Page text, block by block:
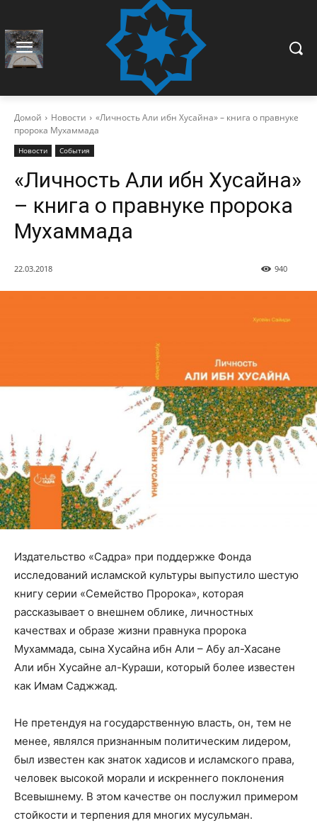
Домой Новости
«Личность Али ибн Хусайна» – книга о правнуке
пророка Мухаммада
Новости События
«Личность Али ибн Хусайна»
– книга о правнуке пророка
Мухаммада
22.03.2018 940
Издательство «Садра» при поддержке Фонда
исследований исламской культуры выпустило шестую
книгу серии «Семейство Пророка», которая
рассказывает о внешнем облике, личностных
качествах и образе жизни правнука пророка
Мухаммада, сына Хусайна ибн Али – Абу ал-Хасане
Али ибн Хусайне ал-Кураши, который более известен
как Имам Саджжад.
Не претендуя на государственную власть, он, тем не
менее, являлся признанным политическим лидером,
был известен как знаток хадисов и исламского права,
человек высокой морали и искреннего поклонения
Всевышнему. В этом качестве он послужил примером
стойкости и терпения для многих мусульман.